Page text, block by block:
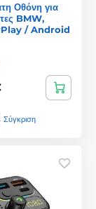
Οθόνη για
BMW,
/ Android
Σύγκριση